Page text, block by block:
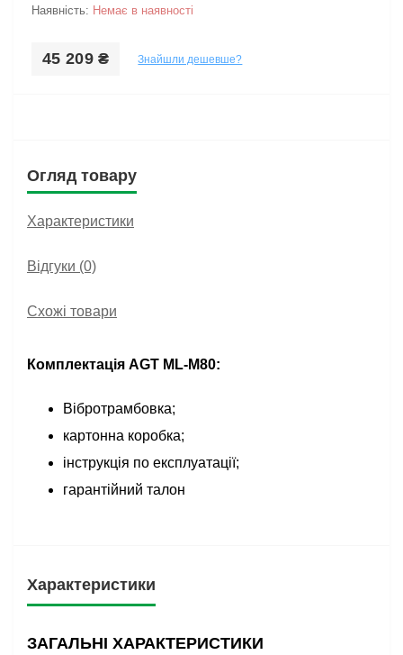
Наявність: Немає в наявності
45 209 ₴ Знайшли дешевше?
Огляд товару
Характеристики
Відгуки (0)
Схожі товари
Комплектація AGT ML-M80:
Вібротрамбовка;
картонна коробка;
інструкція по експлуатації;
гарантійний талон
Характеристики
ЗАГАЛЬНІ ХАРАКТЕРИСТИКИ